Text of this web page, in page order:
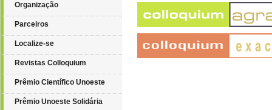
Organização
Parceiros
Localize-se
Revistas Colloquium
Prêmio Científico Unoeste
Prêmio Unoeste Solidária